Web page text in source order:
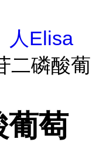
人Elisa
二磷酸葡
葡萄